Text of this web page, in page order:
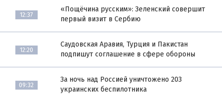
12:37
«Пощёчина русским»: Зеленский совершит
первый визит в Сербию
12:20
Саудовская Аравия, Турция и Пакистан
подпишут соглашение в сфере обороны
09:32
За ночь над Россией уничтожено 203
украинских беспилотника